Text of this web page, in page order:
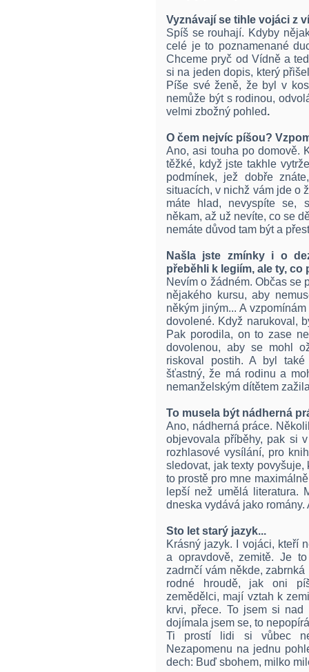
Vyznávají se tihle vojáci z
Spíš se rouhají. Kdyby
celé je to poznamenané
Chceme pryč od Vídně a
si na jeden dopis, který
Píše své ženě, že byl v
nemůže být s rodinou,
velmi zbožný pohled.
O čem nejvíc píšou?
Ano, asi touha po domově.
těžké, když jste takhle
podmínek, jež dobře
situacích, v nichž vám jde o
máte hlad, nevyspíte se,
někam, až už nevíte, co se
nemáte důvod tam být a
Našla jste zmínky i o
přeběhli k legiím, ale ty, co
Nevím o žádném. Občas se
nějakého kursu, aby
někým jiným... A
dovolené. Když narukoval,
Pak porodila, on to zase
dovolenou, aby se mohl
riskoval postih. A byl
šťastný, že má rodinu a
nemanželským dítětem
To musela být nádherná
Ano, nádherná práce.
objevovala příběhy, pak si
rozhlasové vysílání, pro
sledovat, jak texty
to prostě pro mne
lepší než umělá literatura.
dneska vydává jako romány.
Sto let starý jazyk...
Krásný jazyk. I vojáci, kteří
a opravdově, zemitě. Je
zadrnčí vám někde,
rodné hroudě, jak oni
zemědělci, mají vztah k
krvi, přece. To jsem si
dojímala jsem se, to
Ti prostí lidi si vůbec
Nezapomenu na jednu
dech: Buď sbohem, milko